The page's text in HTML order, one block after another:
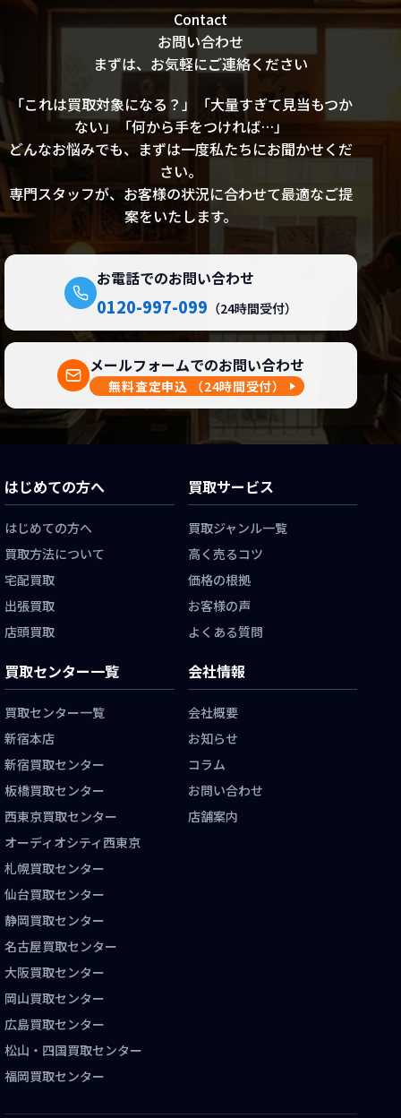
Contact
お問い合わせ
まずは、お気軽にご連絡ください
「これは買取対象になる？」「大量すぎて見当もつか
ない」「何から手をつければ…」
どんなお悩みでも、まずは一度私たちにお聞かせくだ
さい。
専門スタッフが、お客様の状況に合わせて最適なご提
案をいたします。
お電話でのお問い合わせ
0120-997-099 （24時間受付）
メールフォームでのお問い合わせ
無料査定申込 （24時間受付）
はじめての方へ
はじめての方へ
買取方法について
宅配買取
出張買取
店頭買取
買取サービス
買取ジャンル一覧
高く売るコツ
価格の根拠
お客様の声
よくある質問
買取センター一覧
買取センター一覧
新宿本店
新宿買取センター
板橋買取センター
西東京買取センター
オーディオシティ西東京
札幌買取センター
仙台買取センター
静岡買取センター
名古屋買取センター
大阪買取センター
岡山買取センター
広島買取センター
松山・四国買取センター
福岡買取センター
会社情報
会社概要
お知らせ
コラム
お問い合わせ
店舗案内